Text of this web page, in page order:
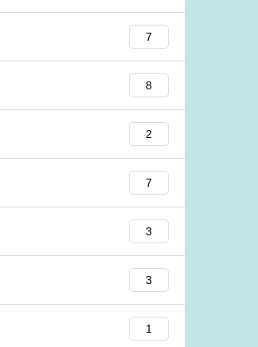
7
8
2
7
3
3
1